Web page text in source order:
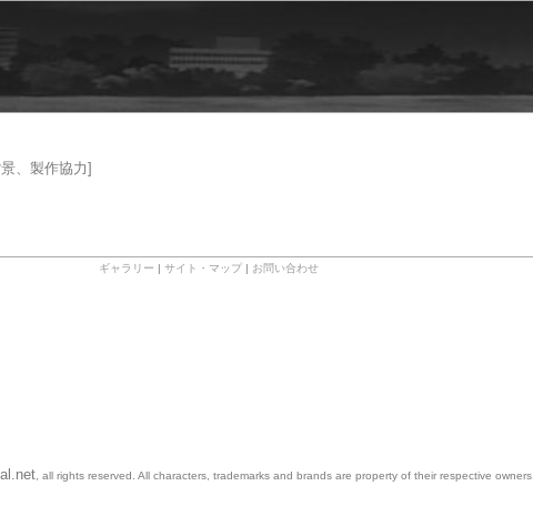
、製作協力]
ギャラリー サイト・マップ お問い合わせ
, all rights reserved. All characters, trademarks and brands are property of their respective owners.